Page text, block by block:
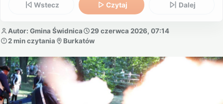
Wstecz Czytaj Dalej
Autor: Gmina Świdnica
29 czerwca 2026, 07:14
2 min czytania
Burkatów